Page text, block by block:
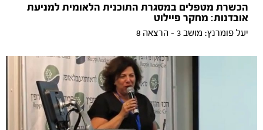
הכשרת מטפלים במסגרת התוכנית הלאומית למניעת
אובדנות: מחקר פיילוט
יעל פומרנץ: מושב 3 - הרצאה 8